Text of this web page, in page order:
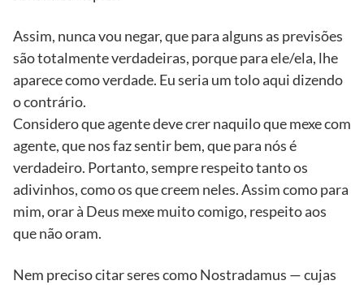
Assim, nunca vou negar, que para alguns as previsões
são totalmente verdadeiras, porque para ele/ela, lhe
aparece como verdade. Eu seria um tolo aqui dizendo
o contrário.
Considero que agente deve crer naquilo que mexe com
agente, que nos faz sentir bem, que para nós é
verdadeiro. Portanto, sempre respeito tanto os
adivinhos, como os que creem neles. Assim como para
mim, orar à Deus mexe muito comigo, respeito aos
que não oram.
Nem preciso citar seres como Nostradamus — cujas